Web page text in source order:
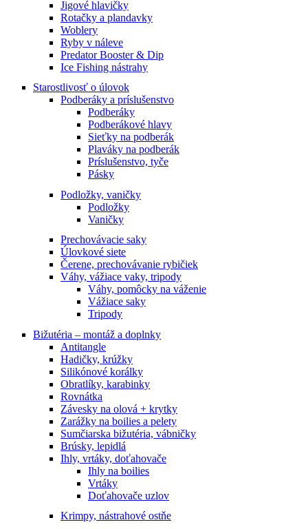
Jigové hlavičky
Rotačky a plandavky
Woblery
Ryby v náleve
Predator Booster & Dip
Ice Fishing nástrahy
Starostlivosť o úlovok
Podberáky a príslušenstvo
Podberáky
Podberákové hlavy
Sieťky na podberák
Plaváky na podberák
Príslušenstvo, tyče
Pásky
Podložky, vaničky
Podložky
Vaničky
Prechovávacie saky
Úlovkové siete
Čerene, prechovávanie rybičiek
Váhy, vážiace vaky, tripody
Váhy, pomôcky na váženie
Vážiace saky
Tripody
Bižutéria – montáž a doplnky
Antitangle
Hadičky, krúžky
Silikónové korálky
Obratlíky, karabinky
Rovnátka
Závesky na olová + krytky
Zarážky na boilies a pelety
Sumčiarska bižutéria, vábničky
Brúsky, lepidlá
Ihly, vrtáky, doťahovače
Ihly na boilies
Vrtáky
Doťahovače uzlov
Krimpy, nástrahové ostňe